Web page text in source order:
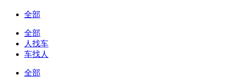
全部
全部
人找车
车找人
全部